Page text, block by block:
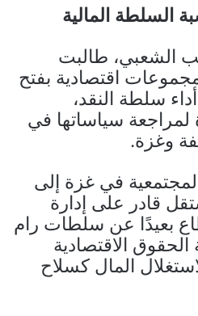
السلطة المالية
الشعبي، طالبت
اقتصادية بفتح
سلطة النقد،
سياساتها في
وغزة.
في غزة إلى
قادر على إدارة
بعيدًا عن سلطات رام
الاقتصادية
المال كسلاح